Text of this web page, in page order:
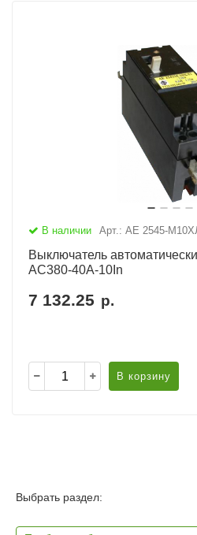
В наличии Арт.: АЕ 2545-
Выключатель
AC380-40А-10In
7 132.25 р.
В корзину
Выбрать раздел: